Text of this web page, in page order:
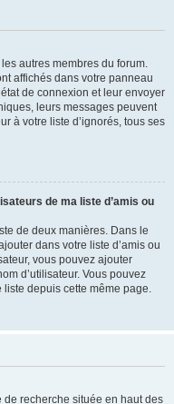
autres membres du forum.
affichés dans votre panneau
de connexion et leur envoyer
leurs messages peuvent
à votre liste d’ignorés, tous ses
de ma liste d’amis ou
de deux manières. Dans le
dans votre liste d’amis ou
vous pouvez ajouter
d’utilisateur. Vous pouvez
depuis cette même page.
recherche située en haut des